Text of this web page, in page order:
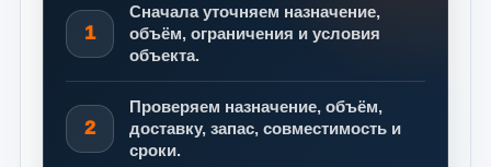
1
Сначала уточняем назначение,
объём, ограничения и условия
объекта.
2
Проверяем назначение, объём,
доставку, запас, совместимость и
сроки.